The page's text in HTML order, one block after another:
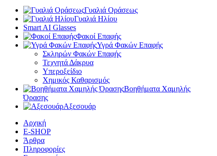
Γυαλιά Οράσεως
Γυαλιά Ηλίου
Smart AI Glasses
Φακοί Επαφής
Υγρά Φακών Επαφής
Σκληρών Φακών Επαφής
Τεχνητά Δάκρυα
Υπεροξείδιο
Χημικός Καθαρισμός
Βοηθήματα Χαμηλής
Όρασης
Αξεσουάρ
Αρχική
E-SHOP
Άρθρα
Πληροφορίες